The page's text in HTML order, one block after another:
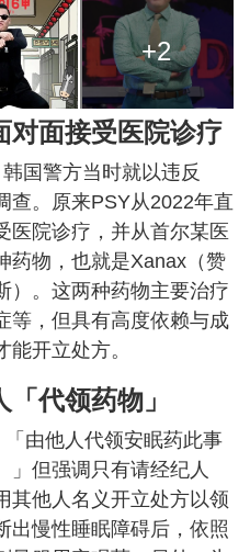
+2
对面接受医院诊疗
国警方当时就以违反
查。原来PSY从2022年直
医院诊疗，并从首尔某医
药物，也就是Xanax（赞
）。这两种药物主要治疗
等，但具有高度依赖与成
开立处方。
代领药物」
由他人代领安眠药此事
」但强调只有请经纪人
其他人名义开立处方以领
出慢性睡眠障碍后，依照